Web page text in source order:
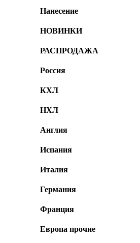
Нанесение
НОВИНКИ
РАСПРОДАЖА
Россия
КХЛ
НХЛ
Англия
Испания
Италия
Германия
Франция
Европа прочие